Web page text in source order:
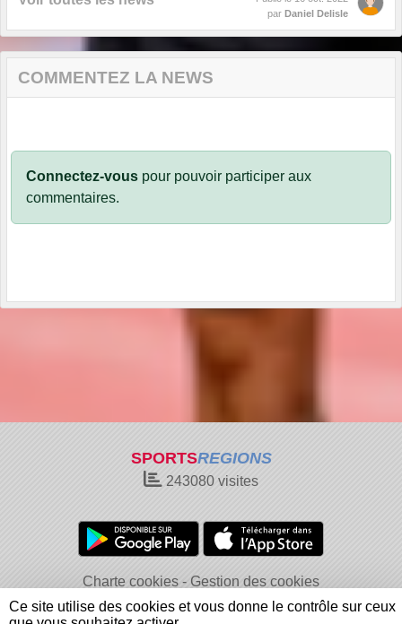
par Daniel Delisle
COMMENTEZ LA NEWS
Connectez-vous pour pouvoir participer aux
commentaires.
SPORTSREGIONS
243080 visites
Charte cookies
Gestion des cookies
Informations légales
Signaler un contenu inapproprié
Ce site utilise des cookies et vous donne le contrôle sur ceux